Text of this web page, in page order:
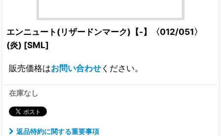
エンニュート(リザードンマーク)【-】〈012/051〉
(炎) [SML]
販売価格はお問い合わせください。
在庫なし
返品特約に関する重要事項